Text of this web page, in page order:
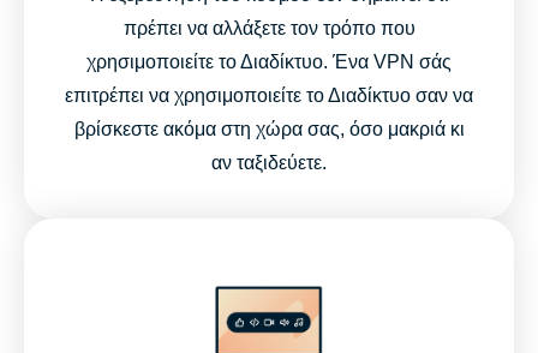
πρέπει να αλλάξετε τον τρόπο που
χρησιμοποιείτε το Διαδίκτυο. Ένα VPN σάς
επιτρέπει να χρησιμοποιείτε το Διαδίκτυο σαν να
βρίσκεστε ακόμα στη χώρα σας, όσο μακριά κι
αν ταξιδεύετε.